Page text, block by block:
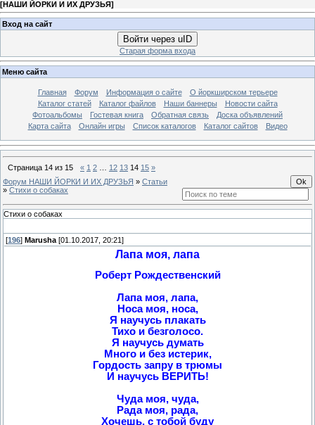
[НАШИ ЙОРКИ И ИХ ДРУЗЬЯ]
Вход на сайт
Войти через uID
Старая форма входа
Меню сайта
Главная Форум Информация о сайте
О йоркширском терьере
Каталог статей
Каталог файлов Наши баннеры
Новости сайта
Фотоальбомы
Гостевая книга Обратная связь
Доска объявлений
Карта сайта
Онлайн игры Список каталогов Каталог сайтов Видео
Страница 14 из 15 « 1 2 12 13 14 15 »
Форум НАШИ ЙОРКИ И ИХ ДРУЗЬЯ » Статьи
» Cтихи о собаках
Cтихи о собаках
[196] Marusha [01.10.2017, 20:21]
Лапа моя, лапа
Роберт Рождественский
Лапа моя, лапа,
Носа моя, носа,
Я научусь плакать
Тихо и безголосо.
Я научусь думать
Много и без истерик,
Гордость запру в трюмы
И научусь ВЕРИТЬ!
Чуда моя, чуда,
Рада моя, рада,
Хочешь, с тобой буду